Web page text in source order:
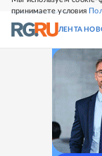
принимаете условия
СВЕЖИЙ НОМЕР
ЛЕНТА